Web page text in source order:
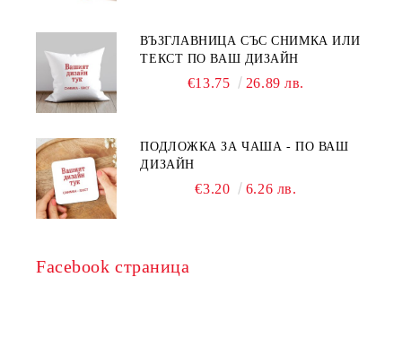
ВЪЗГЛАВНИЦА СЪС СНИМКА ИЛИ
ТЕКСТ ПО ВАШ ДИЗАЙН
€13.75 26.89 лв.
ПОДЛОЖКА ЗА ЧАША - ПО ВАШ
ДИЗАЙН
€3.20 6.26 лв.
Facebook страница